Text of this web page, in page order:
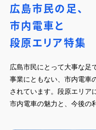
広島市民の足、
市内電車と
段原エリア特集
広島市民にとって大事な足
事業にともない、市内電車
されています。段原エリア
市内電車の魅力と、今後の